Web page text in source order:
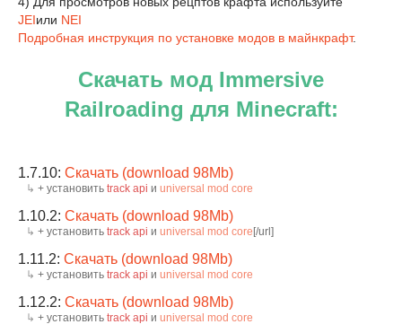
JEIили NEI
Подробная инструкция по установке модов в майнкрафт.
Скачать мод Immersive
Railroading для Minecraft:
1.7.10: Скачать (download 98Mb)
+ установить track api и universal mod core
1.10.2: Скачать (download 98Mb)
+ установить track api и universal mod core [/url]
1.11.2: Скачать (download 98Mb)
+ установить track api и universal mod core
1.12.2: Скачать (download 98Mb)
+ установить track api и universal mod core